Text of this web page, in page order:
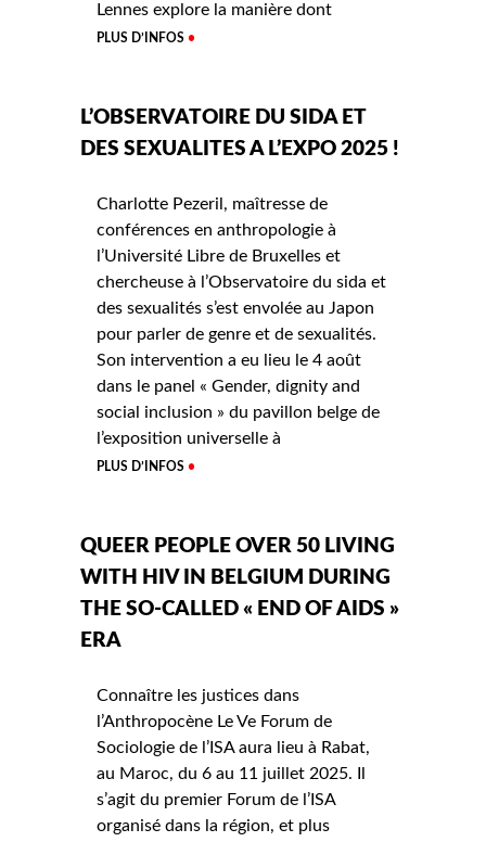
Lennes explore la manière dont
PLUS D’INFOS
L’OBSERVATOIRE DU SIDA ET
DES SEXUALITES A L’EXPO 2025 !
Charlotte Pezeril, maîtresse de
conférences en anthropologie à
l’Université Libre de Bruxelles et
chercheuse à l’Observatoire du sida et
des sexualités s’est envolée au Japon
pour parler de genre et de sexualités.
Son intervention a eu lieu le 4 août
dans le panel « Gender, dignity and
social inclusion » du pavillon belge de
l’exposition universelle à
PLUS D’INFOS
QUEER PEOPLE OVER 50 LIVING
WITH HIV IN BELGIUM DURING
THE SO-CALLED « END OF AIDS »
ERA
Connaître les justices dans
l’Anthropocène Le Ve Forum de
Sociologie de l’ISA aura lieu à Rabat,
au Maroc, du 6 au 11 juillet 2025. Il
s’agit du premier Forum de l’ISA
organisé dans la région, et plus